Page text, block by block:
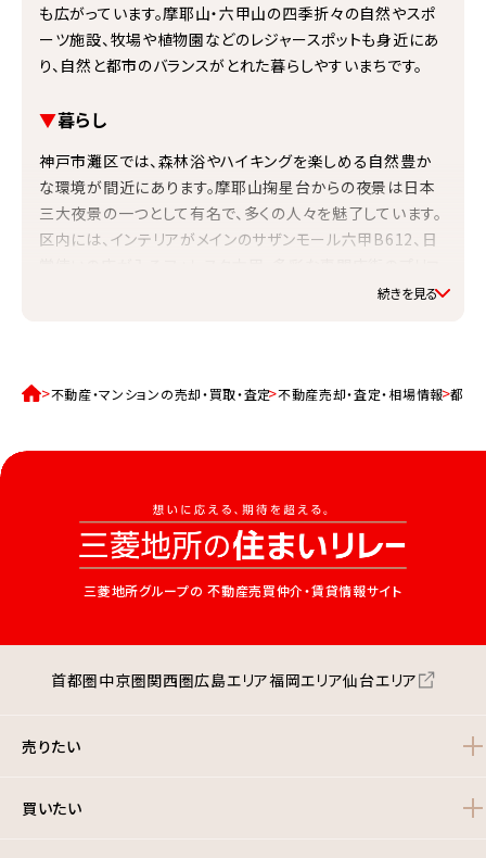
も広がっています。摩耶山・六甲山の四季折々の自然やスポ
ーツ施設、牧場や植物園などのレジャースポットも身近にあ
り、自然と都市のバランスがとれた暮らしやすいまちです。
▼暮らし
神戸市灘区では、森林浴やハイキングを楽しめる自然豊か
な環境が間近にあります。摩耶山掬星台からの夜景は日本
三大夜景の一つとして有名で、多くの人々を魅了しています。
区内には、インテリアがメインのサザンモール六甲B612、日
家庭ごみ（可燃ごみ）
小売店数（2021年度）847事業所／大型小売店数（2006
年度）19事業所／百貨店、総合スーパー数（2006年度）1
事業所
公園数・面積など
都市公園面積 2661ha※神戸市全体の数値
2024年3月31日現在
不動産・マンションの売却・買取・査定 不動産売却・査定・相場情報 都道
三菱地所グループの 不動産売買仲介・賃貸情報サイト
首都圏中京圏関西圏広島エリア福岡エリア仙台エリア
売りたい
買いたい